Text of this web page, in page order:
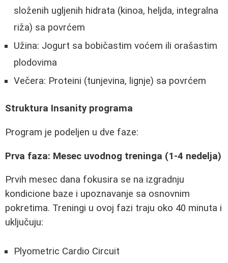
složenih ugljenih hidrata (kinoa, heljda, integralna
riža) sa povrćem
Užina: Jogurt sa bobičastim voćem ili orašastim
plodovima
Večera: Proteini (tunjevina, lignje) sa povrćem
Struktura Insanity programa
Program je podeljen u dve faze:
Prva faza: Mesec uvodnog treninga (1-4 nedelja)
Prvih mesec dana fokusira se na izgradnju
kondicione baze i upoznavanje sa osnovnim
pokretima. Treningi u ovoj fazi traju oko 40 minuta i
uključuju:
Plyometric Cardio Circuit